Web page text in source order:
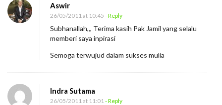
Aswir
26/05/2011 at 10:45 - Reply
Subhanallah,,, Terima kasih Pak Jamil yang selalu
memberi saya inpirasi
Semoga terwujud dalam sukses mulia
Indra Sutama
26/05/2011 at 11:01 - Reply